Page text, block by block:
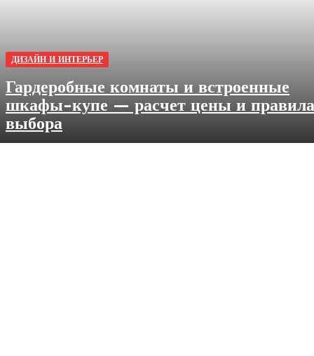
ДИЗАЙН И ИНТЕРЬЕР
Гардеробные комнаты и встроенные
шкафы-купе — расчет цены и правила
выбора